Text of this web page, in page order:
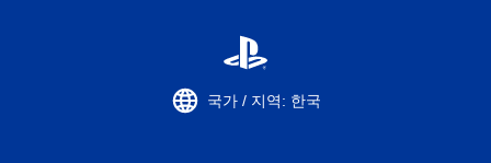
국가 / 지역: 한국